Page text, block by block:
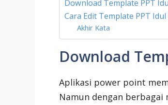
Download Template PPT
Cara Edit Template PPT
Akhir Kata
Download
Aplikasi power point
Namun dengan